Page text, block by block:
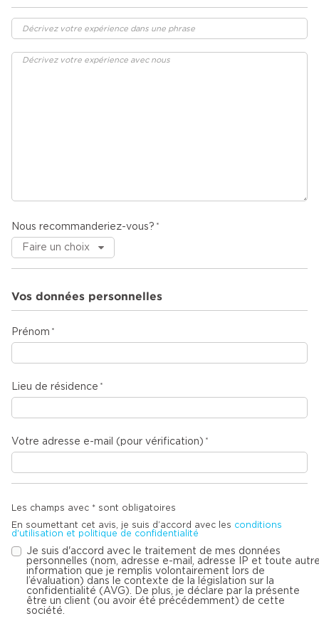
Nous recommanderiez-vous?
Vos données personnelles
Prénom
Lieu de résidence
Votre adresse e-mail (pour vérification)
Les champs avec * sont obligatoires
En soumettant cet avis, je suis d’accord avec les conditions
d'utilisation et politique de confidentialité
Je suis d'accord avec le traitement de mes données
personnelles (nom, adresse e-mail, adresse IP et toute
information que je remplis volontairement lors de
l’évaluation) dans le contexte de la législation sur la
confidentialité (AVG). De plus, je déclare par la présente
être un client (ou avoir été précédemment) de cette
société.